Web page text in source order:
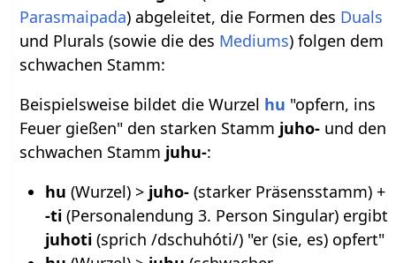
Parasmaipada) abgeleitet, die Formen des Duals
und Plurals (sowie die des Mediums) folgen dem
schwachen Stamm:
Beispielsweise bildet die Wurzel hu "opfern, ins
Feuer gießen" den starken Stamm juho- und den
schwachen Stamm juhu-:
hu (Wurzel) > juho-(starker Präsensstamm) +
-ti(Personalendung 3. Person Singular) ergibt
juhoti(sprich /dschuhóti/) "er (sie, es) opfert"